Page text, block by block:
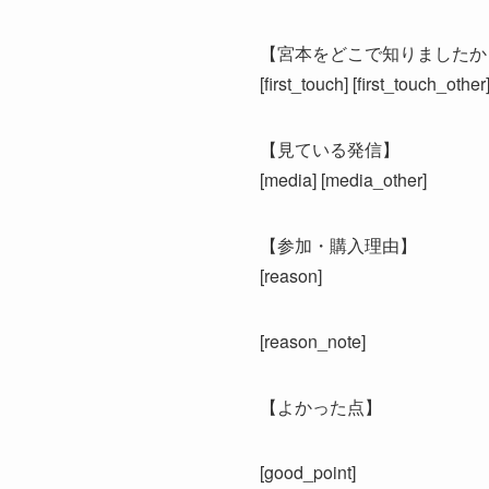
【宮本をどこで知りました
[first_touch] [first_touch_other]
【見ている発信】
[media] [media_other]
【参加・購入理由】
[reason]
[reason_note]
【よかった点】
[good_point]